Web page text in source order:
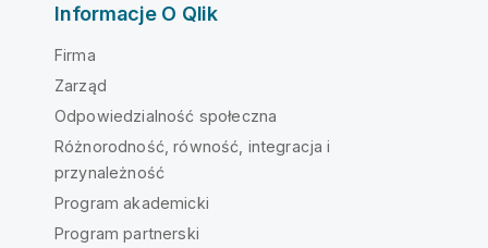
Informacje O Qlik
Firma
Zarząd
Odpowiedzialność społeczna
Różnorodność, równość, integracja i
przynależność
Program akademicki
Program partnerski